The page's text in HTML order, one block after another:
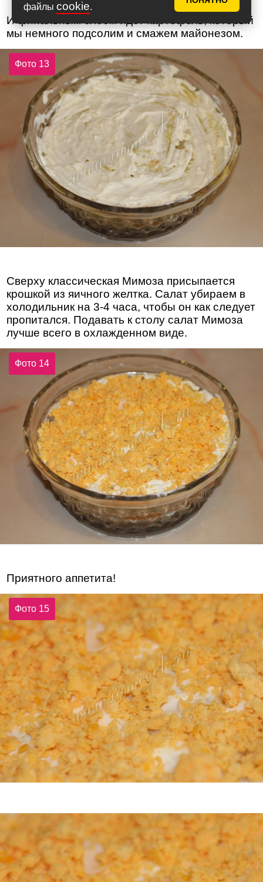
файлы cookie.
И финальным слоем идет картофель, который
мы немного подсолим и смажем майонезом.
Фото 13
Сверху классическая Мимоза присыпается
крошкой из яичного желтка. Салат убираем в
холодильник на 3-4 часа, чтобы он как следует
пропитался. Подавать к столу салат Мимоза
лучше всего в охлажденном виде.
Фото 14
Приятного аппетита!
Фото 15